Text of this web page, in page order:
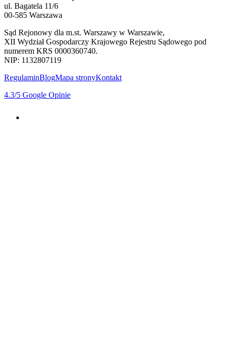
ul. Bagatela 11/6
00-585 Warszawa
Sąd Rejonowy dla m.st. Warszawy w Warszawie,
XII Wydział Gospodarczy Krajowego Rejestru Sądowego pod
numerem KRS 0000360740.
NIP: 1132807119
RegulaminBlogMapa stronyKontakt
4.3/5 Google Opinie